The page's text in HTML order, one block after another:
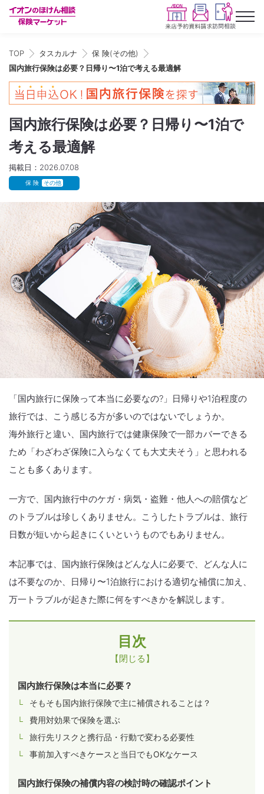
TOP タスカルナ
保 険(その他)
国内旅行保険は必要？日帰り〜1泊で考える最適解
国内旅行保険は必要？日帰り〜1泊で
考える最適解
掲載日：2026.07.08
保 険 その他
「国内旅行に保険って本当に必要なの?」日帰りや1泊程度の
旅行では、こう感じる方が多いのではないでしょうか。
海外旅行と違い、国内旅行では健康保険で一部カバーできる
ため「わざわざ保険に入らなくても大丈夫そう」と思われる
ことも多くあります。
一方で、国内旅行中のケガ・病気・盗難・他人への賠償など
のトラブルは珍しくありません。こうしたトラブルは、旅行
日数が短いから起きにくいというものでもありません。
本記事では、国内旅行保険はどんな人に必要で、どんな人に
は不要なのか、日帰り〜1泊旅行における適切な補償に加え、
万一トラブルが起きた際に何をすべきかを解説します。
目次
【閉じる】
国内旅行保険は本当に必要？
そもそも国内旅行保険で主に補償されることは？
費用対効果で保険を選ぶ
旅行先リスクと携行品・行動で変わる必要性
事前加入すべきケースと当日でもOKなケース
国内旅行保険の補償内容の検討時の確認ポイント